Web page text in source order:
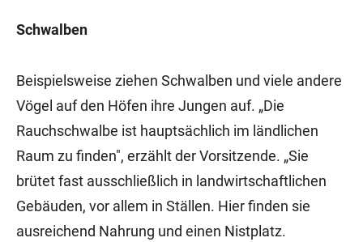
Schwalben
Beispielsweise ziehen Schwalben und viele andere
Vögel auf den Höfen ihre Jungen auf. „Die
Rauchschwalbe ist hauptsächlich im ländlichen
Raum zu finden", erzählt der Vorsitzende. „Sie
brütet fast ausschließlich in landwirtschaftlichen
Gebäuden, vor allem in Ställen. Hier finden sie
ausreichend Nahrung und einen Nistplatz.